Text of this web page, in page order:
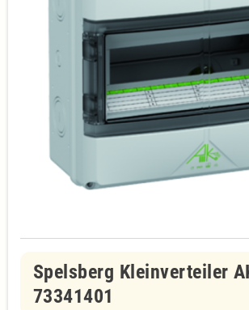
Spelsberg Kleinverteiler
73341401